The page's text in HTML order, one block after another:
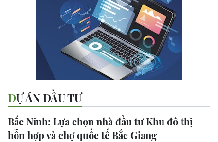
DỰ ÁN ĐẦU TƯ
Bắc Ninh: Lựa chọn nhà đầu tư Khu đô thị
hỗn hợp và chợ quốc tế Bắc Giang